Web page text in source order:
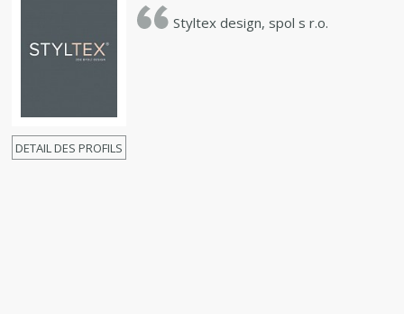
DETAIL DES PROFILS
Styltex design, spol s r.o.